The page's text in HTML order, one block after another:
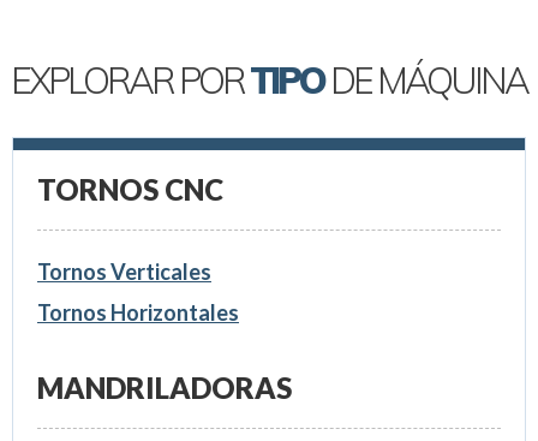
EXPLORAR PORTIPODE MÁQUINA
TORNOS CNC
Tornos Verticales
Tornos Horizontales
MANDRILADORAS